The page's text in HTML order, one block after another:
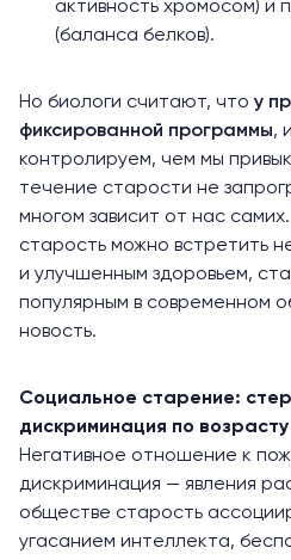
активность хромосом) и
(баланса белков).
Но биологи считают, что у
фиксированной программы,
контролируем, чем мы
течение старости не
многом зависит от нас
старость можно встретить
и улучшенным здоровьем,
популярным в современном
новость.
Социальное старение:
дискриминация по возрасту
Негативное отношение к
дискриминация — явления
обществе старость
угасанием интеллекта,